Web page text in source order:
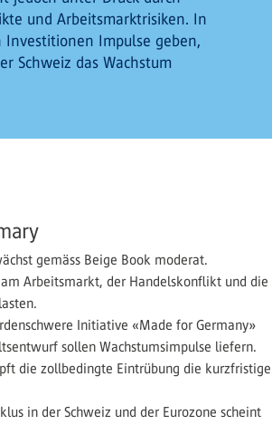
und Arbeitsmarktrisiken. In
Investitionen Impulse geben,
Schweiz das Wachstum
gemäss Beige Book moderat.
Arbeitsmarkt, der Handelskonflikt und die
Initiative «Made for ­Germany»
sollen Wachstums­impulse liefern.
die zollbedingte Eintrübung die kurzfristige
in der Schweiz und der Eurozone scheint